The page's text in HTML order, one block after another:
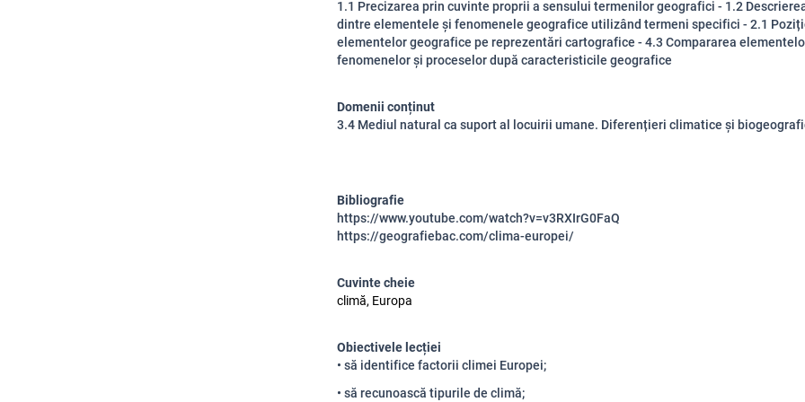
1.1 Precizarea prin cuvinte proprii a sensului termenilor geografici - 1.2
dintre elementele și fenomenele geografice utilizând termeni specifici - 2.1
elementelor geografice pe reprezentări cartografice - 4.3 Compararea
fenomenelor și proceselor după caracteristicile geografice
Domenii conținut
3.4 Mediul natural ca suport al locuirii umane. Diferențieri climatice și
Bibliografie
https://www.youtube.com/watch?v=v3RXIrG0FaQ
https://geografiebac.com/clima-europei/
Cuvinte cheie
climă, Europa
Obiectivele lecției
• să identifice factorii climei Europei;
• să recunoască tipurile de climă;